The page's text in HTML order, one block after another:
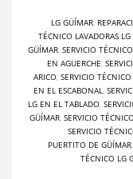
LG GÜÍMAR,
TÉCNICO LAVADORAS
GÜÍMAR, SERVICIO
EN AGUERCHE,
ARICO, SERVICIO
EN EL ESCABONAL,
LG EN EL TABLADO,
GÜÍMAR, SERVICIO
SERVICIO
PUERTITO DE GÜÍMAR,
TÉCNICO LG